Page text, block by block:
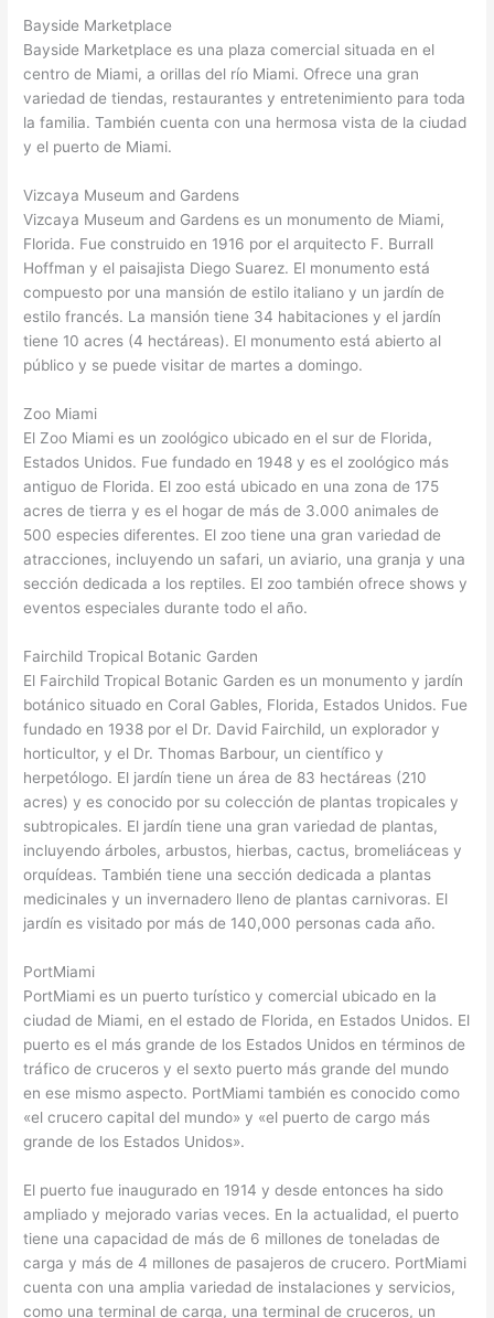
Bayside Marketplace
Bayside Marketplace es una plaza comercial situada en el
centro de Miami, a orillas del río Miami. Ofrece una gran
variedad de tiendas, restaurantes y entretenimiento para toda
la familia. También cuenta con una hermosa vista de la ciudad
y el puerto de Miami.
Vizcaya Museum and Gardens
Vizcaya Museum and Gardens es un monumento de Miami,
Florida. Fue construido en 1916 por el arquitecto F. Burrall
Hoffman y el paisajista Diego Suarez. El monumento está
compuesto por una mansión de estilo italiano y un jardín de
estilo francés. La mansión tiene 34 habitaciones y el jardín
tiene 10 acres (4 hectáreas). El monumento está abierto al
público y se puede visitar de martes a domingo.
Zoo Miami
El Zoo Miami es un zoológico ubicado en el sur de Florida,
Estados Unidos. Fue fundado en 1948 y es el zoológico más
antiguo de Florida. El zoo está ubicado en una zona de 175
acres de tierra y es el hogar de más de 3.000 animales de
500 especies diferentes. El zoo tiene una gran variedad de
atracciones, incluyendo un safari, un aviario, una granja y una
sección dedicada a los reptiles. El zoo también ofrece shows y
eventos especiales durante todo el año.
Fairchild Tropical Botanic Garden
El Fairchild Tropical Botanic Garden es un monumento y jardín
botánico situado en Coral Gables, Florida, Estados Unidos. Fue
fundado en 1938 por el Dr. David Fairchild, un explorador y
horticultor, y el Dr. Thomas Barbour, un científico y
herpetólogo. El jardín tiene un área de 83 hectáreas (210
acres) y es conocido por su colección de plantas tropicales y
subtropicales. El jardín tiene una gran variedad de plantas,
incluyendo árboles, arbustos, hierbas, cactus, bromeliáceas y
orquídeas. También tiene una sección dedicada a plantas
medicinales y un invernadero lleno de plantas carnivoras. El
jardín es visitado por más de 140,000 personas cada año.
PortMiami
PortMiami es un puerto turístico y comercial ubicado en la
ciudad de Miami, en el estado de Florida, en Estados Unidos. El
puerto es el más grande de los Estados Unidos en términos de
tráfico de cruceros y el sexto puerto más grande del mundo
en ese mismo aspecto. PortMiami también es conocido como
«el crucero capital del mundo» y «el puerto de cargo más
grande de los Estados Unidos».
El puerto fue inaugurado en 1914 y desde entonces ha sido
ampliado y mejorado varias veces. En la actualidad, el puerto
tiene una capacidad de más de 6 millones de toneladas de
carga y más de 4 millones de pasajeros de crucero. PortMiami
cuenta con una amplia variedad de instalaciones y servicios,
como una terminal de carga, una terminal de cruceros, un